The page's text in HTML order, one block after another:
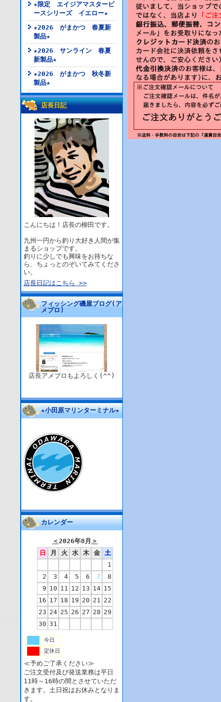
★限定 エイジアマスターピ
ースシリーズ イエロー★
★2026 がまかつ 春夏新
製品★
★2026 サンライン 春夏
新製品★
★2026 がまかつ 秋冬新
製品★
店長日記
こんにちは！店長の柳田です。
九州一円から釣り大好き人間が集
まるショップです。
釣りに少しでも興味をお持ちな
ら、ちょっとのぞいてみてくださ
い。
店長日記はこちら >>
フィッシング磯屋ブログ(ア
メブロ)
店長アメブロもよろしく(^^)
★小田原マリンターミナル★
カレンダー
＜2026年8月 ＞
日
月 火 水 木 金
土
1
2
3 4 5 6 7
8
9 10 11 12 13 14 15
16 17 18 19 20 21 22
23 24 25 26 27 28 29
30 31
今日
定休日
≪予めご了承ください≫
ご注文受付及び発送業務は平日
11時～16時の間とさせていただ
きます。土日祝はお休みとなりま
す。